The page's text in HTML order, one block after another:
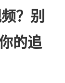
？别
的追